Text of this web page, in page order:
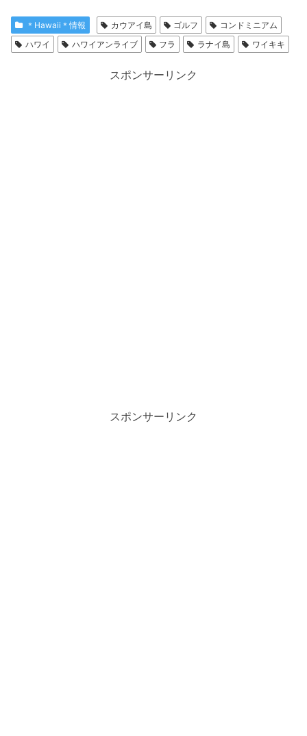
＊Hawaii＊情報 カウアイ島 ゴルフ
コンドミニアム
ハワイ
ハワイアンライブ フラ ラナイ島 ワイキキ
スポンサーリンク
スポンサーリンク